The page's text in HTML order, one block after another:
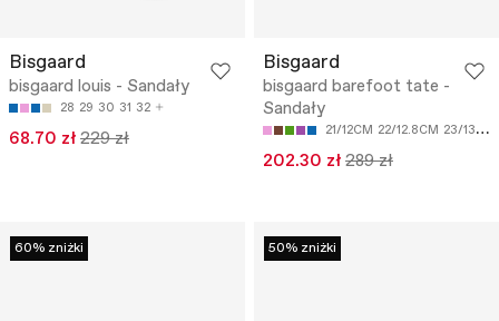
Bisgaard
bisgaard louis - Sandały
28 29 30 31 32
68.70 zł 229 zł
Bisgaard
bisgaard barefoot tate -
Sandały
21/12CM 22/12.8CM 23/13.5CM
202.30 zł 289 zł
60% zniżki 50% zniżki